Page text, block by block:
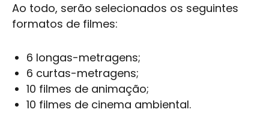
Ao todo, serão selecionados os seguintes
formatos de filmes:
6 longas-metragens;
6 curtas-metragens;
10 filmes de animação;
10 filmes de cinema ambiental.